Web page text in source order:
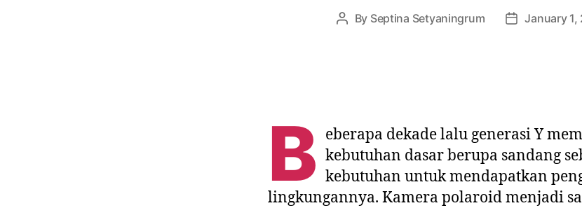
By Septina Setyaningrum January 1,
B eberapa dekade lalu generasi Y
kebutuhan dasar berupa sandang
kebutuhan untuk mendapatkan
lingkungannya. Kamera polaroid menjadi